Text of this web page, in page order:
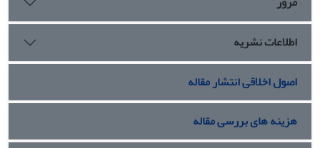
دارند.
اطلاعات نشریه
اصول اخلاقی انتشار مقاله
هزینه های بررسی مقاله